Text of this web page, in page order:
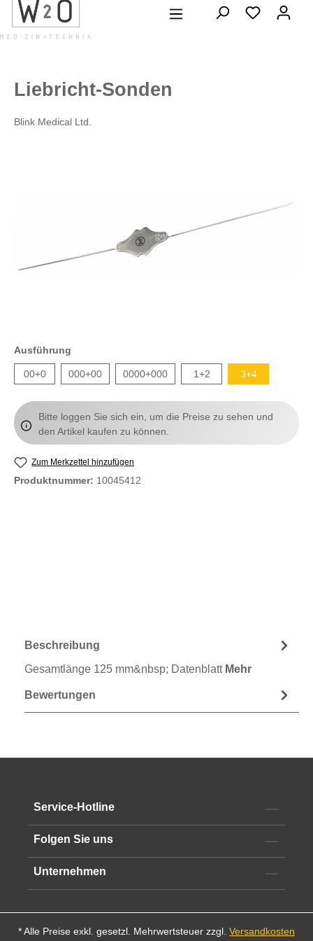
springen
Liebricht-Sonden
Blink Medical Ltd.
Ausführung
00+0 000+00 0000+000 1+2 3+4
Bitte loggen Sie sich ein, um die Preise zu sehen und
den Artikel kaufen zu können.
Zum Merkzettel hinzufügen
Produktnummer: 10045412
Beschreibung
Gesamtlänge 125 mm&nbsp; Datenblatt Mehr
Bewertungen
Service-Hotline
Folgen Sie uns
Unternehmen
* Alle Preise exkl. gesetzl. Mehrwertsteuer zzgl. Versandkosten